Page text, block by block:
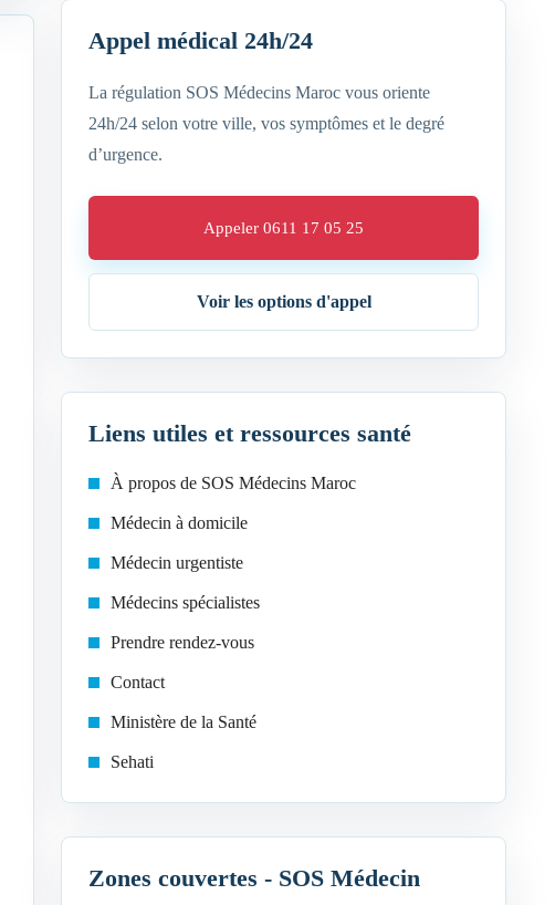
Appel médical 24h/24
La régulation SOS Médecins Maroc vous oriente
24h/24 selon votre ville, vos symptômes et le degré
d’urgence.
Appeler 0611 17 05 25
Voir les options d'appel
Liens utiles et ressources santé
À propos de SOS Médecins Maroc
Médecin à domicile
Médecin urgentiste
Médecins spécialistes
Prendre rendez-vous
Contact
Ministère de la Santé
Sehati
Zones couvertes - SOS Médecin